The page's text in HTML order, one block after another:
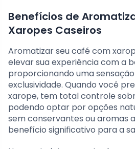
Benefícios de
Xaropes Caseiros
Aromatizar seu café com
elevar sua experiência com a
proporcionando uma
exclusividade. Quando você
xarope, tem total controle
podendo optar por opções
sem conservantes ou aromas
benefício significativo para a